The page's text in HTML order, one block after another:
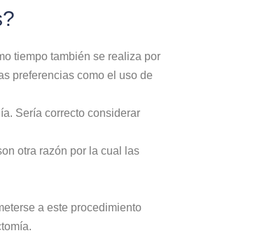
tiempo también se realiza por
preferencias como el uso de
Sería correcto considerar
otra razón por la cual las
a este procedimiento